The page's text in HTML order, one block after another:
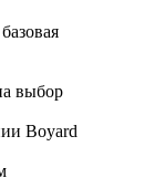
выбор
Boyard